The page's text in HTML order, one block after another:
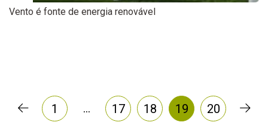
Vento é fonte de energia renovável
1 … 17 18 19 20